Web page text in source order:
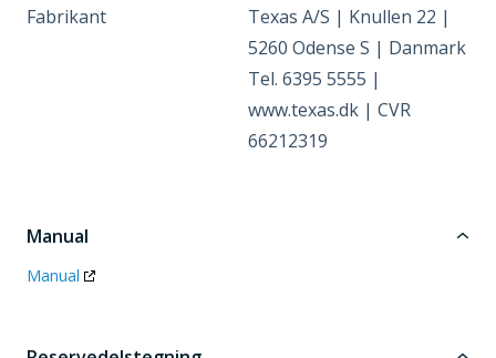
Fabrikant
Texas A/S | Knullen 22 |
5260 Odense S | Danmark
Tel. 6395 5555 |
www.texas.dk | CVR
66212319
Manual
Manual